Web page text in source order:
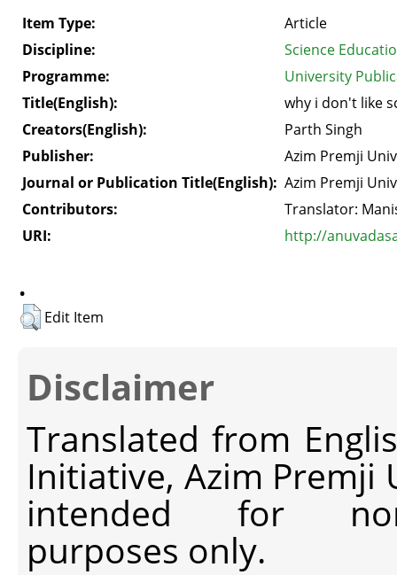
Item Type:
Article
Discipline:
Science
Programme:
University
Title(English):
why i don't like
Creators(English):
Parth Singh
Publisher:
Azim Premji
Journal or Publication Title(English): Azim Premji
Contributors:
Translator:
URI:
http://
.
Edit Item
Disclaimer
Translated from
Initiative, Azim Premji
intended for non-
purposes only.